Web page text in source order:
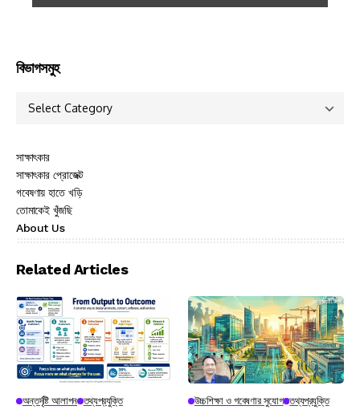
বিভাগসমুহ
সাক্ষাৎকার
সাক্ষাৎকার প্রোজেক্ট
গবেষণায় হাতে খড়ি
তোমাকেই খুঁজছি
About Us
Related Articles
অন্তর্দৃষ্টি আলাপন তথ্যপ্রযুক্তি উচ্চশিক্ষা ও গবেষণার সুযোগ তথ্যপ্রযুক্তি